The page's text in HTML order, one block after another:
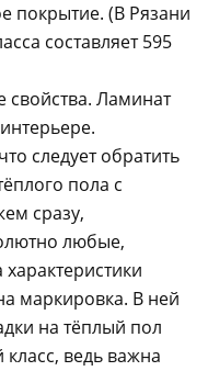
покрытие. (В Рязани
составляет 595
свойства. Ламинат
следует обратить
пола с
сразу,
любые,
маркировка. В ней
на тёплый пол
ведь важна